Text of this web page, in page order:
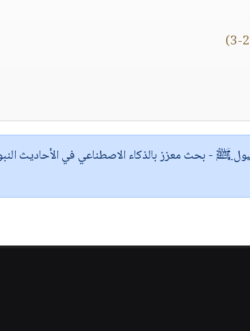
ﷺ - بحث معزز بالذكاء الاصطناعي في الأحاديث